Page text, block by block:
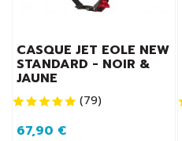
CASQUE JET EOLE NEW
STANDARD - NOIR &
JAUNE
(79)
67,90 €